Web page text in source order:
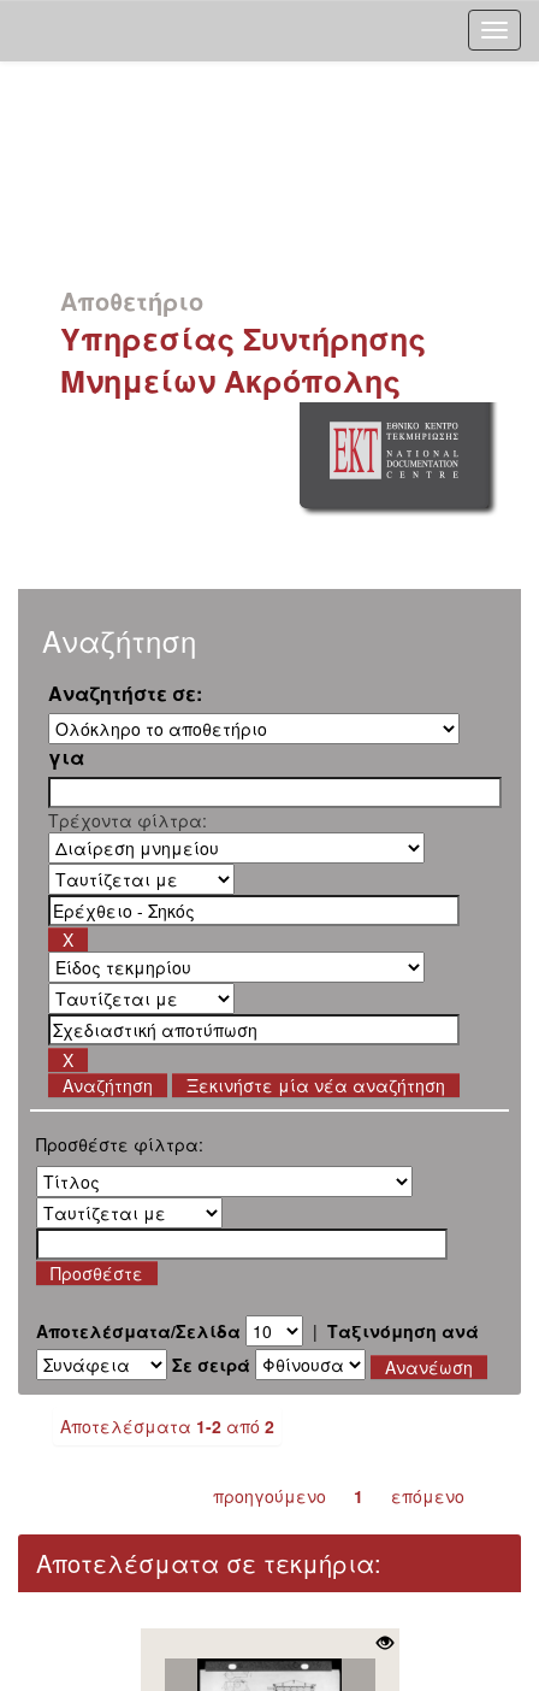
Αποθετήριο
Υπηρεσίας Συντήρησης
Μνημείων Ακρόπολης
Αναζήτηση
Αναζητήστε σε:
για
Τρέχοντα φίλτρα:
Ξεκινήστε μία νέα αναζήτηση
Προσθέστε φίλτρα:
Αποτελέσματα/Σελίδα | Ταξινόμηση ανά
Σε σειρά
Αποτελέσματα 1-2 από 2
προηγούμενο 1 επόμενο
Αποτελέσματα σε τεκμήρια: